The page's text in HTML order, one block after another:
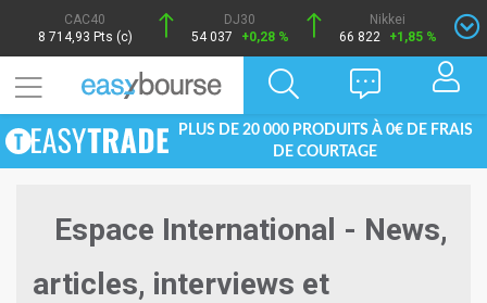
CAC40
8 714,93 Pts (c)
DJ30
54 037
+0,28 %
Nikkei
66 822
+1,85 %
PLUS DE 20 000 PRODUITS À 0€ DE FRAIS
DE COURTAGE
Espace International - News,
articles, interviews et